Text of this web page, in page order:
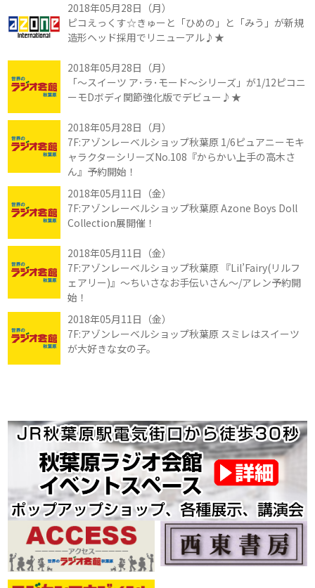
2018年05月28日（月）
ピコえっくす☆きゅーと「ひめの」と「みう」が新規
造形ヘッド採用でリニューアル♪★
2018年05月28日（月）
「～スイーツ ア･ラ･モード～シリーズ」が1/12ピコニ
ーモDボディ関節強化版でデビュー♪★
2018年05月28日（月）
7F:アゾンレーベルショップ秋葉原 1/6ピュアニーモキ
ャラクターシリーズNo.108『からかい上手の高木さ
ん』予約開始！
2018年05月11日（金）
7F:アゾンレーベルショップ秋葉原 Azone Boys Doll
Collection展開催！
2018年05月11日（金）
7F:アゾンレーベルショップ秋葉原 『Lil’Fairy(リルフ
ェアリー)』～ちいさなお手伝いさん～/アレン予約開
始！
2018年05月11日（金）
7F:アゾンレーベルショップ秋葉原 スミレはスイーツ
が大好きな女の子。